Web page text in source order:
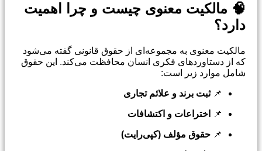
🧠 مالکیت معنوی چیست و چرا اهمیت
دارد؟
مالکیت معنوی به مجموعه‌ای از حقوق قانونی گفته می‌شود
که از دستاوردهای فکری انسان محافظت می‌کند. این حقوق
شامل موارد زیر است:
📌ثبت برند و علائم تجاری
📌 اختراعات و اکتشافات
📌 حقوق مؤلف (کپی‌رایت)